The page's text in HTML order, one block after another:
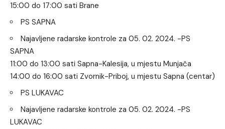
15:00 do 17:00 sati Brane
PS SAPNA
Najavljene radarske kontrole za 05. 02. 2024. -PS
SAPNA
11:00 do 13:00 sati Sapna-Kalesija, u mjestu Munjača
14:00 do 16:00 sati Zvornik-Priboj, u mjestu Sapna (centar)
PS LUKAVAC
Najavljene radarske kontrole za 05. 02. 2024. -PS
LUKAVAC